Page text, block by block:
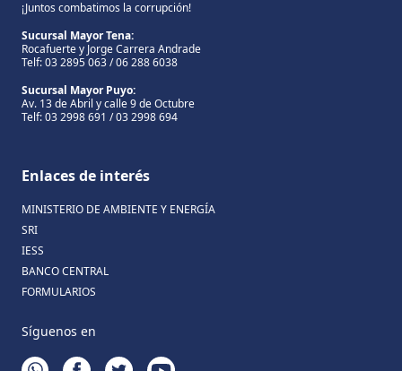
¡Juntos combatimos la corrupción!
Sucursal Mayor Tena:
Rocafuerte y Jorge Carrera Andrade
Telf: 03 2895 063 / 06 288 6038
Sucursal Mayor Puyo:
Av. 13 de Abril y calle 9 de Octubre
Telf: 03 2998 691 / 03 2998 694
Enlaces de interés
MINISTERIO DE AMBIENTE Y ENERGÍA
SRI
IESS
BANCO CENTRAL
FORMULARIOS
Síguenos en
WHATSAPPFACEBOOKTWITTERYOUTUBE